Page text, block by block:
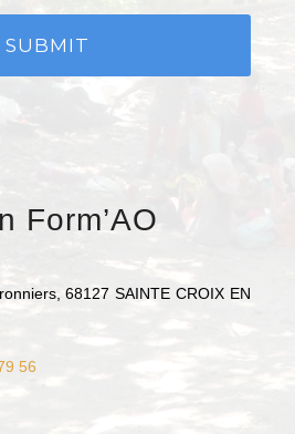
Form’AO
68127 SAINTE CROIX EN
56